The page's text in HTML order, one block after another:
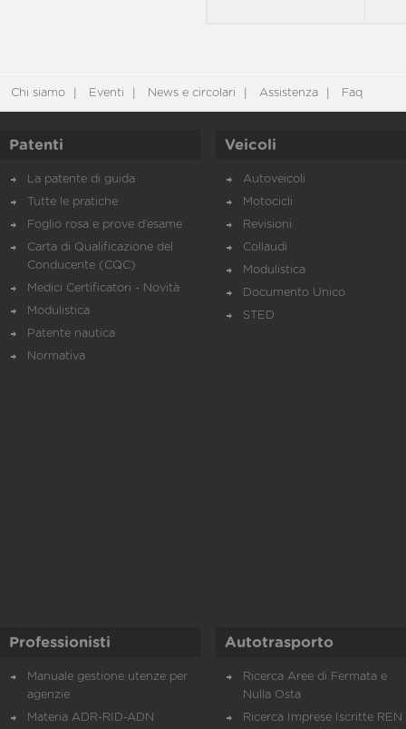
Chi siamo Eventi News e circolari Assistenza Faq
Patenti
La patente di guida
Tutte le pratiche
Foglio rosa e prove d’esame
Carta di Qualificazione del
Conducente (CQC)
Medici Certificatori - Novità
Modulistica
Patente nautica
Normativa
Veicoli
Autoveicoli
Motocicli
Revisioni
Collaudi
Modulistica
Documento Unico
STED
Professionisti
Manuale gestione utenze per
agenzie
Materia ADR-RID-ADN
Autotrasporto
Ricerca Aree di Fermata e
Nulla Osta
Ricerca Imprese Iscritte REN